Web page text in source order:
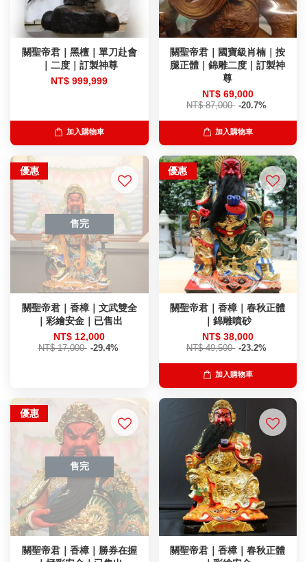
關聖帝君｜黑檀｜單刀赴會
｜二度｜訂製神尊
NT$ 999,999
加入購物車
關聖帝君｜國寶級肖楠｜按
腿正體｜錦雕二度｜訂製神
尊
NT$ 69,000
NT$ 87,000 -20.7%
加入購物車
優惠
售完
關聖帝君｜香樟｜文武雙全
｜彩繪安金｜已售出
NT$ 12,000
NT$ 17,000 -29.4%
優惠
關聖帝君｜香樟｜春秋正體
｜錦雕噴砂
NT$ 38,000
NT$ 49,500 -23.2%
加入購物車
優惠
售完
關聖帝君｜香樟｜勝券在握
關聖帝君｜香樟｜春秋正體